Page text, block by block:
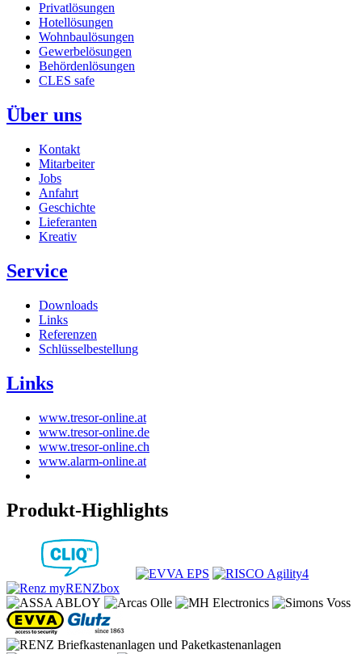
Privatlösungen
Hotellösungen
Wohnbaulösungen
Gewerbelösungen
Behördenlösungen
CLES safe
Über uns
Kontakt
Mitarbeiter
Jobs
Anfahrt
Geschichte
Lieferanten
Kreativ
Service
Downloads
Links
Referenzen
Schlüsselbestellung
Links
www.tresor-online.at
www.tresor-online.de
www.tresor-online.ch
www.alarm-online.at
Produkt-Highlights